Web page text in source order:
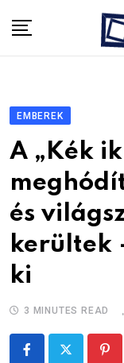
EMBEREK
A „Kék
és
kerültek
ki
3 MINUTES READ